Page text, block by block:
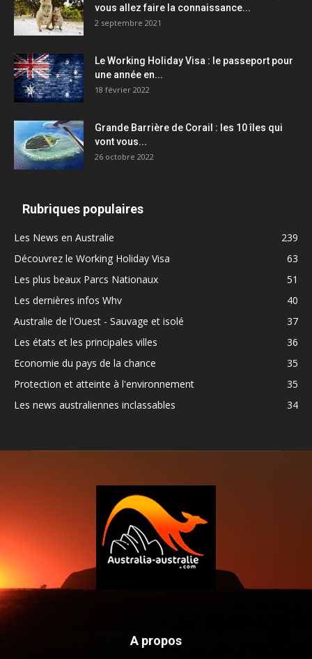
vous allez faire la connaissance...
2 septembre 2021
Le Working Holiday Visa : le passeport pour
une année en...
18 février 2022
Grande Barrière de Corail : les 10 îles qui
vont vous...
26 octobre 2022
Rubriques populaires
Les News en Australie
239
Découvrez le Working Holiday Visa
63
Les plus beaux Parcs Nationaux
51
Les dernières infos Whv
40
Australie de l'Ouest - Sauvage et isolé
37
Les états et les principales villes
36
Economie du pays de la chance
35
Protection et atteinte à l'environnement
35
Les news australiennes inclassables
34
A propos